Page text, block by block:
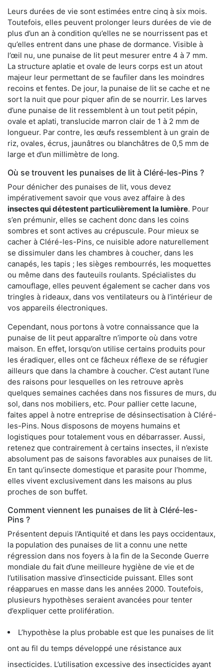
Leurs durées de vie sont estimées entre cinq à six mois.
Toutefois, elles peuvent prolonger leurs durées de vie de
plus d’un an à condition qu’elles ne se nourrissent pas et
qu’elles entrent dans une phase de dormance. Visible à
l’œil nu, une punaise de lit peut mesurer entre 4 à 7 mm.
La structure aplatie et ovale de leurs corps est un atout
majeur leur permettant de se faufiler dans les moindres
recoins et fentes. De jour, la punaise de lit se cache et ne
sort la nuit que pour piquer afin de se nourrir. Les larves
d’une punaise de lit ressemblent à un tout petit pépin,
ovale et aplati, translucide marron clair de 1 à 2 mm de
longueur. Par contre, les œufs ressemblent à un grain de
riz, ovales, écrus, jaunâtres ou blanchâtres de 0,5 mm de
large et d’un millimètre de long.
Où se trouvent les punaises de lit à Cléré-les-Pins ?
Pour dénicher des punaises de lit, vous devez
impérativement savoir que vous avez affaire à des
insectes qui détestent particulièrement la lumière. Pour
s’en prémunir, elles se cachent donc dans les coins
sombres et sont actives au crépuscule. Pour mieux se
cacher à Cléré-les-Pins, ce nuisible adore naturellement
se dissimuler dans les chambres à coucher, dans les
canapés, les tapis ; les sièges rembourrés, les moquettes
ou même dans des fauteuils roulants. Spécialistes du
camouflage, elles peuvent également se cacher dans vos
tringles à rideaux, dans vos ventilateurs ou à l’intérieur de
vos appareils électroniques.
Cependant, nous portons à votre connaissance que la
punaise de lit peut apparaître n’importe où dans votre
maison. En effet, lorsqu’on utilise certains produits pour
les éradiquer, elles ont ce fâcheux réflexe de se réfugier
ailleurs que dans la chambre à coucher. C’est autant l’une
des raisons pour lesquelles on les retrouve après
quelques semaines cachées dans nos fissures de murs, du
sol, dans nos mobiliers, etc. Pour pallier cette lacune,
faites appel à notre entreprise de désinsectisation à Cléré-
les-Pins. Nous disposons de moyens humains et
logistiques pour totalement vous en débarrasser. Aussi,
retenez que contrairement à certains insectes, il n’existe
absolument pas de saisons favorables aux punaises de lit.
En tant qu’insecte domestique et parasite pour l’homme,
elles vivent exclusivement dans les maisons au plus
proches de son buffet.
Comment viennent les punaises de lit à Cléré-les-
Pins ?
Présentent depuis l’Antiquité et dans les pays occidentaux,
la population des punaises de lit a connu une nette
régression dans nos foyers à la fin de la Seconde Guerre
mondiale du fait d’une meilleure hygiène de vie et de
l’utilisation massive d’insecticide puissant. Elles sont
réapparues en masse dans les années 2000. Toutefois,
plusieurs hypothèses seraient avancées pour tenter
d’expliquer cette prolifération.
L’hypothèse la plus probable est que les punaises de lit
ont au fil du temps développé une résistance aux
insecticides. L’utilisation excessive des insecticides ayant